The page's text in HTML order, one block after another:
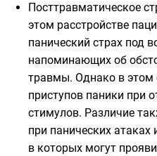
Посттравматическое
этом расстройстве
панический страх под
напоминающих об
травмы. Однако в этом
приступов паники при
стимулов. Различие
при панических атаках
в которых могут